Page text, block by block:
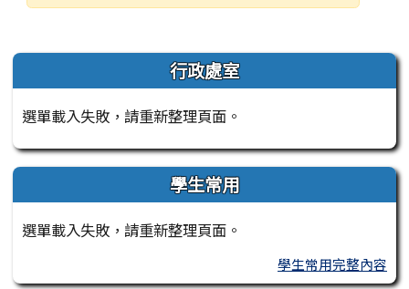
左邊區域內容 行政處室
選單載入失敗，請重新整理頁面。
學生常用
選單載入失敗，請重新整理頁面。
學生常用完整內容